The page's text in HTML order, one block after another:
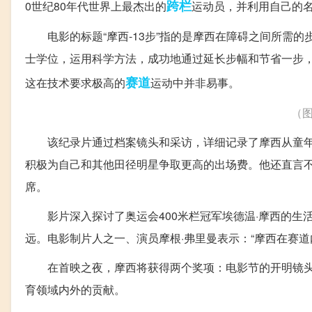
0世纪80年代世界上最杰出的跨栏运动员，并利用自己的
电影的标题“摩西-13步”指的是摩西在障碍之间所需的
士学位，运用科学方法，成功地通过延长步幅和节省一
这在技术要求极高的赛道运动中并非易事。
（
该纪录片通过档案镜头和采访，详细记录了摩西从童
积极为自己和其他田径明星争取更高的出场费。他还直
席。
影片深入探讨了奥运会400米栏冠军埃德温·摩西的生
远。电影制片人之一、演员摩根·弗里曼表示：“摩西在赛
在首映之夜，摩西将获得两个奖项：电影节的开明镜
育领域内外的贡献。